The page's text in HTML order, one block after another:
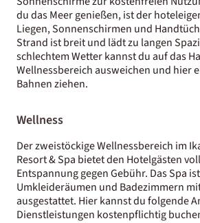
du das Meer genießen, ist der
Liegen, Sonnenschirmen und
Strand ist breit und lädt zu langen
schlechtem Wetter kannst du auf das
Wellnessbereich ausweichen und hier
Bahnen ziehen.
Wellness
Der zweistöckige Wellnessbereich im
Resort & Spa bietet den Hotelgästen
Entspannung gegen Gebühr. Das Spa
Umkleideräumen und Badezimmern
ausgestattet. Hier kannst du folgende
Dienstleistungen kostenpflichtig